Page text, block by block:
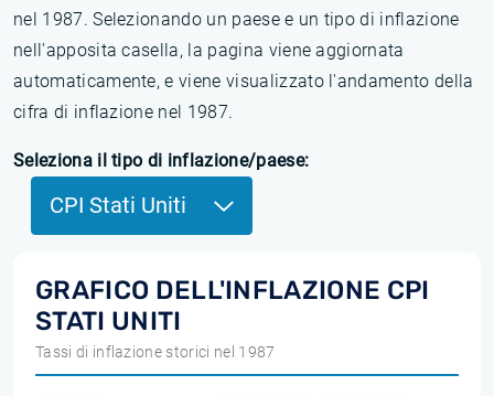
nel 1987. Selezionando un paese e un tipo di inflazione
nell'apposita casella, la pagina viene aggiornata
automaticamente, e viene visualizzato l'andamento della
cifra di inflazione nel 1987.
Seleziona il tipo di inflazione/paese:
CPI Stati Uniti
GRAFICO DELL'INFLAZIONE CPI
STATI UNITI
Tassi di inflazione storici nel 1987